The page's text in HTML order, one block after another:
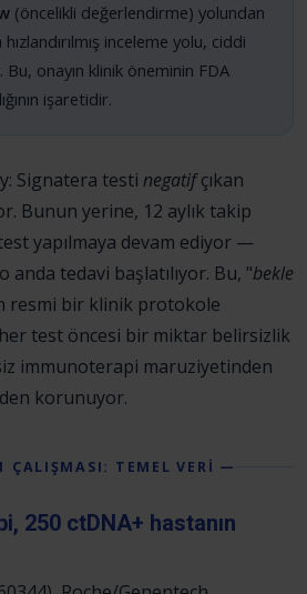
(öncelikli değerlendirme) yolundan
inceleme yolu, ciddi
Bu, onayın klinik öneminin FDA
işaretidir.
Signatera testi negatifçıkan
Bunun yerine, 12 aylık takip
yapılmaya devam ediyor —
anda tedavi başlatılıyor. Bu, "bekle
resmi bir klinik protokole
test öncesi bir miktar belirsizlik
immunoterapi maruziyetinden
korunuyor.
ÇALIŞMASI: TEMEL VERİ —
250 ctDNA+ hastanın